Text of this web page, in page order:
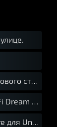
Wi-Fi 6.
Security Gateway
Protect